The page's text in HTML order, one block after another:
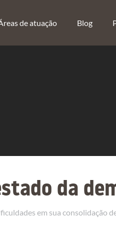
de atuação Blog
da
em sua consolidação